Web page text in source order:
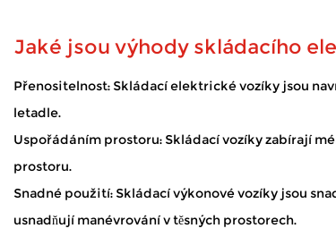
Jak Mobility Scooter zvládá venkovní
Jan 02, 2026
Jak elektrické invalidní vozíky zajišťují
Dec 31, 2025
Elektrické invalidní vozíky nabízejí zásadní
Jaké jsou výhody skládacího
Přenositelnost: Skládací elektrické vozíky jsou
letadle.
Uspořádáním prostoru: Skládací vozíky zabírají
prostoru.
Snadné použití: Skládací výkonové vozíky jsou
usnadňují manévrování v těsných prostorech.